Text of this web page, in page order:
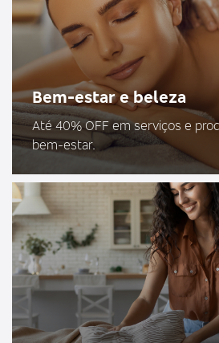
Bem-estar e beleza
Até 40% OFF em serviços e
bem-estar.